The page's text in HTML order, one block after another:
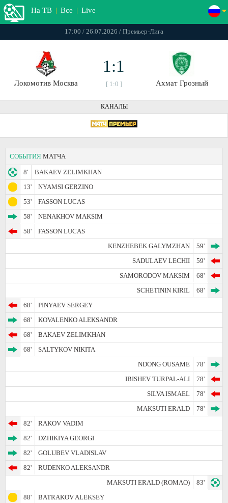
На ТВ | Все | Live
17:00 / 26.07.2026 / Премьер-Лига
Локомотив Москва
1:1
[ 1:0 ] Ахмат Грозный
КАНАЛЫ
СОБЫТИЯ МАТЧА
8'
BAKAEV ZELIMKHAN
13'
NYAMSI GERZINO
53'
FASSON LUCAS
58'
NENAKHOV MAKSIM
58'
FASSON LUCAS
KENZHEBEK GALYMZHAN
59'
SADULAEV LECHII
59'
SAMORODOV MAKSIM
68'
SCHETININ KIRIL
68'
68'
PINYAEV SERGEY
68'
KOVALENKO ALEKSANDR
68'
BAKAEV ZELIMKHAN
68'
SALTYKOV NIKITA
NDONG OUSAME
78'
IBISHEV TURPAL-ALI
78'
SILVA ISMAEL
78'
MAKSUTI ERALD
78'
82'
RAKOV VADIM
82'
DZHIKIYA GEORGI
82'
GOLUBEV VLADISLAV
82'
RUDENKO ALEKSANDR
MAKSUTI ERALD (ROMAO)
83'
88'
BATRAKOV ALEKSEY